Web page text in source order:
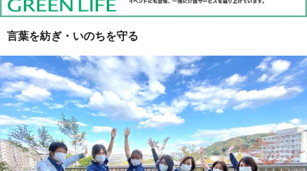
言葉を紡ぎ・いのちを守る